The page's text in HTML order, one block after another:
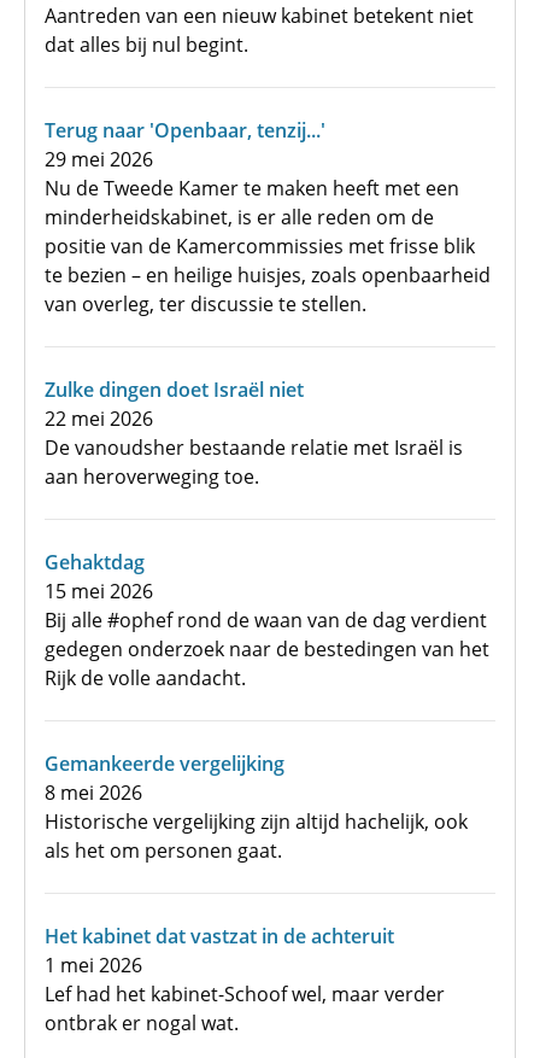
Aantreden van een nieuw kabinet betekent niet
dat alles bij nul begint.
Terug naar 'Openbaar, tenzij...'
29 mei 2026
Nu de Tweede Kamer te maken heeft met een
minderheidskabinet, is er alle reden om de
positie van de Kamercommissies met frisse blik
te bezien – en heilige huisjes, zoals openbaarheid
van overleg, ter discussie te stellen.
Zulke dingen doet Israël niet
22 mei 2026
De vanoudsher bestaande relatie met Israël is
aan heroverweging toe.
Gehaktdag
15 mei 2026
Bij alle #ophef rond de waan van de dag verdient
gedegen onderzoek naar de bestedingen van het
Rijk de volle aandacht.
Gemankeerde vergelijking
8 mei 2026
Historische vergelijking zijn altijd hachelijk, ook
als het om personen gaat.
Het kabinet dat vastzat in de achteruit
1 mei 2026
Lef had het kabinet-Schoof wel, maar verder
ontbrak er nogal wat.